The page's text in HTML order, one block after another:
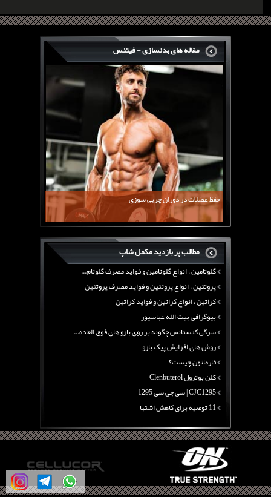
مقاله های بدنسازی - فیتنس
حفظ عضلات در دوران چربی سوزی
مطالب پر بازدید مکمل شاپ
سرگی کنستانس چگونه بر روی بازو های فوق العاده...
روش های افزایش پیک بازو
فارماتون چیست؟
کلن بوترول Clenbuterol
CJC1295 | سی جی سی 1295
11 توصیه برای کاهش اشتها
معرفی یک برنامه غذایی جامع برای افزایش قد
چربی سوزی با چای سبز
بیوگرافی علی تبریزی
منابع پروتئینی غیر گوشتی
آرژنین ، فواید آرژنین و نقش آرژنین در بدن
گلوتامین ، انواع گلوتامین و فواید مصرف گلوتام...
پروتئین ، انواع پروتئین و فواید مصرف پروتئین
کراتین ، انواع کراتین و فواید کراتین
بیوگرافی بیت الله عباسپور
سرگی کنستانس چگونه بر روی بازو های فوق العاده...
روش های افزایش پیک بازو
فارماتون چیست؟
کلن بوترول Clenbuterol
CJC1295 | سی جی سی 1295
11 توصیه برای کاهش اشتها
چربی سوزی با چای سبز
بیوگرافی علی تبریزی
منابع پروتئینی غیر گوشتی
آرژنین ، فواید آرژنین و نقش آرژنین در بدن